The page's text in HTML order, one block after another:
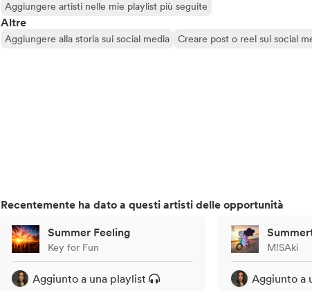
Aggiungere artisti nelle mie playlist più seguite
Altre
Aggiungere alla storia sui social media Creare post o reel sui social
Recentemente ha dato a questi artisti delle opportunità
Summer Feeling
Key for Fun
Aggiunto a una playlist
M!SAki
Aggiunto a